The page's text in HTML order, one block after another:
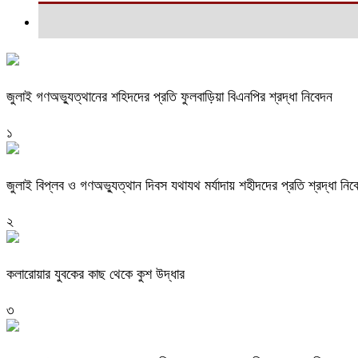
জুলাই গণঅভ্যুত্থানের শহিদদের প্রতি ফুলবাড়িয়া বিএনপির শ্রদ্ধা নিবেদন
১
জুলাই বিপ্লব ও গণঅভ্যুত্থান দিবস যথাযথ মর্যাদায় শহীদদের প্রতি শ্রদ্ধা
২
কলারোয়ার যুবকের কাছ থেকে কুশ উদ্ধার
৩